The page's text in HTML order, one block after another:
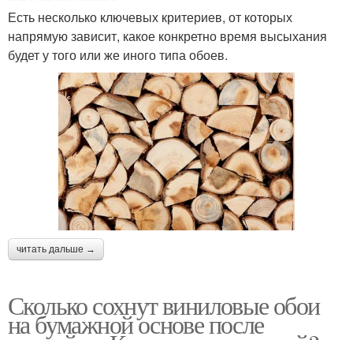
Есть несколько ключевых критериев, от которых
напрямую зависит, какое конкретно время высыхания
будет у того или же иного типа обоев.
читать дальше →
Сколько сохнут виниловые обои
на бумажной основе после